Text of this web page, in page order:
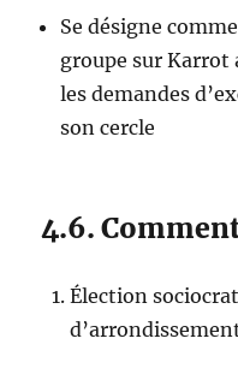
Se désigne
groupe sur
les demandes
son cercle
4.6.
Élection